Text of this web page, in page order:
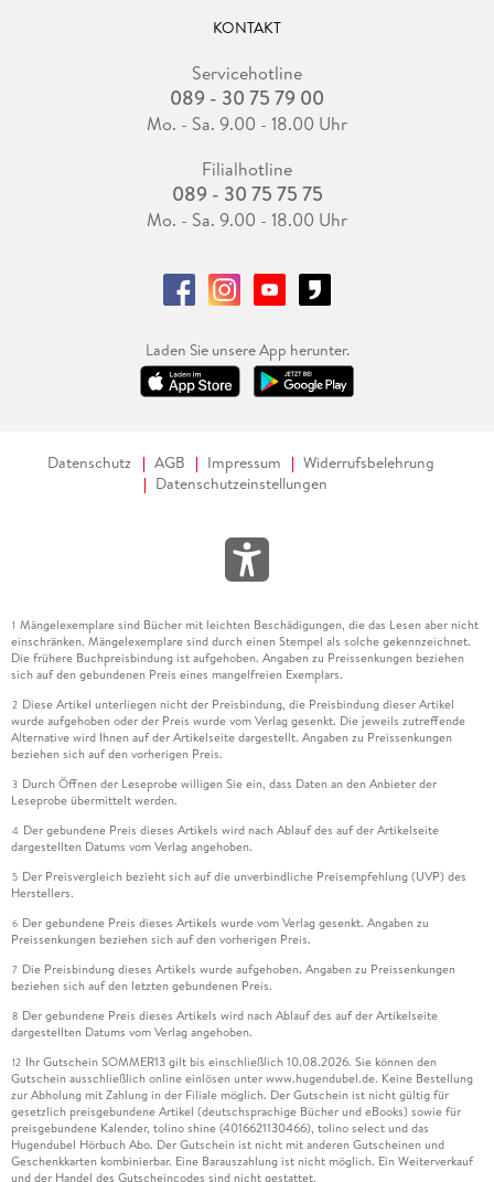
KONTAKT
Servicehotline
089 - 30 75 79 00
Mo. - Sa. 9.00 - 18.00 Uhr
Filialhotline
089 - 30 75 75 75
Mo. - Sa. 9.00 - 18.00 Uhr
Laden Sie unsere App herunter.
Datenschutz AGB Impressum
Widerrufsbelehrung
Datenschutzeinstellungen
1 Mängelexemplare sind Bücher mit leichten Beschädigungen, die das Lesen aber nicht
einschränken. Mängelexemplare sind durch einen Stempel als solche gekennzeichnet.
Die frühere Buchpreisbindung ist aufgehoben. Angaben zu Preissenkungen beziehen
sich auf den gebundenen Preis eines mangelfreien Exemplars.
2 Diese Artikel unterliegen nicht der Preisbindung, die Preisbindung dieser Artikel
wurde aufgehoben oder der Preis wurde vom Verlag gesenkt. Die jeweils zutreffende
Alternative wird Ihnen auf der Artikelseite dargestellt. Angaben zu Preissenkungen
beziehen sich auf den vorherigen Preis.
3 Durch Öffnen der Leseprobe willigen Sie ein, dass Daten an den Anbieter der
Leseprobe übermittelt werden.
4 Der gebundene Preis dieses Artikels wird nach Ablauf des auf der Artikelseite
dargestellten Datums vom Verlag angehoben.
5 Der Preisvergleich bezieht sich auf die unverbindliche Preisempfehlung (UVP) des
Herstellers.
6 Der gebundene Preis dieses Artikels wurde vom Verlag gesenkt. Angaben zu
Preissenkungen beziehen sich auf den vorherigen Preis.
7 Die Preisbindung dieses Artikels wurde aufgehoben. Angaben zu Preissenkungen
beziehen sich auf den letzten gebundenen Preis.
8 Der gebundene Preis dieses Artikels wird nach Ablauf des auf der Artikelseite
dargestellten Datums vom Verlag angehoben.
12 Ihr Gutschein SOMMER13 gilt bis einschließlich 10.08.2026. Sie können den
Gutschein ausschließlich online einlösen unter www.hugendubel.de. Keine Bestellung
zur Abholung mit Zahlung in der Filiale möglich. Der Gutschein ist nicht gültig für
gesetzlich preisgebundene Artikel (deutschsprachige Bücher und eBooks) sowie für
preisgebundene Kalender, tolino shine (4016621130466), tolino select und das
Hugendubel Hörbuch Abo. Der Gutschein ist nicht mit anderen Gutscheinen und
Geschenkkarten kombinierbar. Eine Barauszahlung ist nicht möglich. Ein Weiterverkauf
und der Handel des Gutscheincodes sind nicht gestattet.